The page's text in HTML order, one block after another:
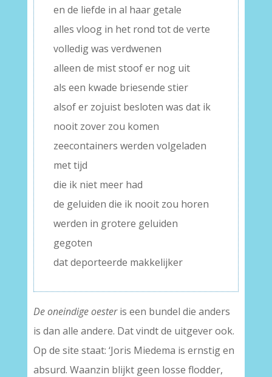
en de liefde in al haar getale
alles vloog in het rond tot de verte
volledig was verdwenen
alleen de mist stoof er nog uit
als een kwade briesende stier
alsof er zojuist besloten was dat ik
nooit zover zou komen
zeecontainers werden volgeladen
met tijd
die ik niet meer had
de geluiden die ik nooit zou horen
werden in grotere geluiden
gegoten
dat deporteerde makkelijker
De oneindige oesteris een bundel die anders
is dan alle andere. Dat vindt de uitgever ook.
Op de site staat: ‘Joris Miedema is ernstig en
absurd. Waanzin blijkt geen losse flodder,